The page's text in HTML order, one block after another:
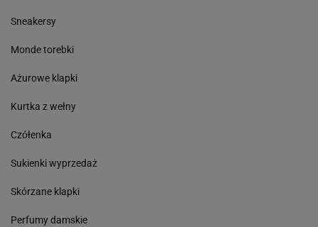
Sneakersy
Monde torebki
Ażurowe klapki
Kurtka z wełny
Czółenka
Sukienki wyprzedaż
Skórzane klapki
Perfumy damskie